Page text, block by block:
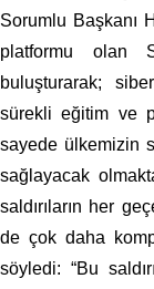
Sorumlu Başkanı
platformu olan
buluşturarak;
sürekli eğitim ve
sayede ülkemizin
sağlayacak
saldırıların her
de çok daha
söyledi: “Bu